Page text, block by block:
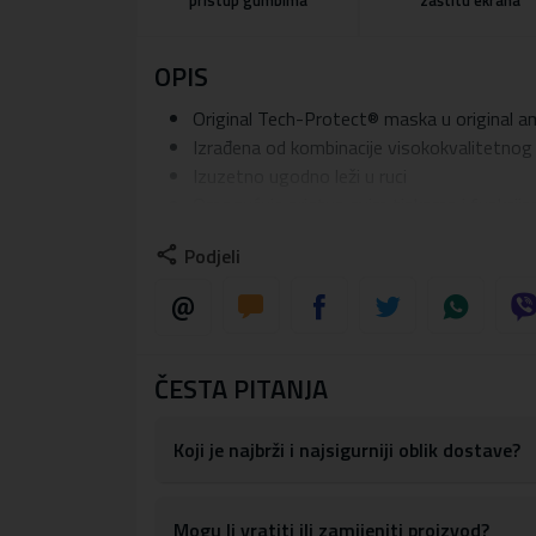
OPIS
Original Tech-Protect® maska u original
Izrađena od kombinacije
Prelazi rubove ekrana tako da mobitel
Materijal: TPU silikon, Akril
Podjeli
ČESTA PITANJA
Koji je najbrži i najsigurniji oblik dostave?
Mogu li vratiti ili zamijeniti proizvod?